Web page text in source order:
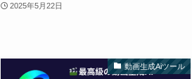
2025年5月22日
動画生成Aiツール